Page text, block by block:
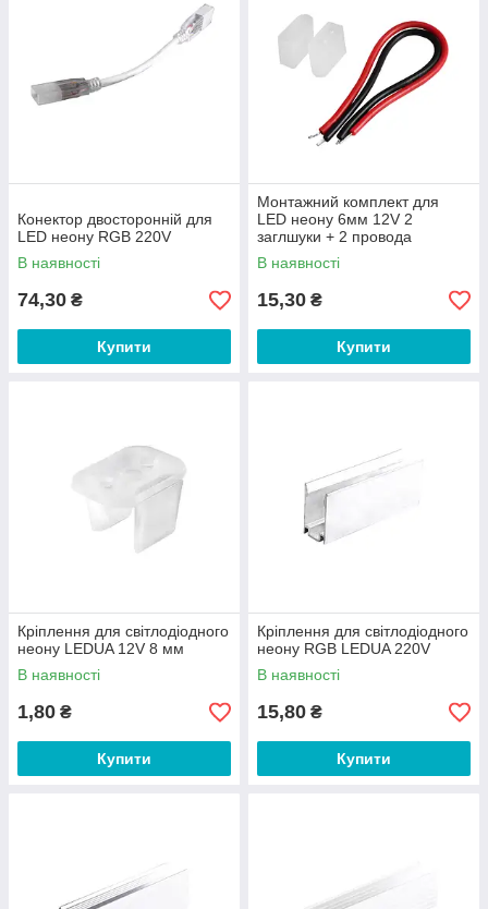
Конектор двосторонній для
LED неону RGB 220V
В наявності
74,30 ₴
Купити
Монтажний комплект для
LED неону 6мм 12V 2
заглшуки + 2 провода
В наявності
15,30 ₴
Купити
Кріплення для світлодіодного
неону LEDUA 12V 8 мм
В наявності
1,80 ₴
Купити
Кріплення для світлодіодного
неону RGB LEDUA 220V
В наявності
15,80 ₴
Купити